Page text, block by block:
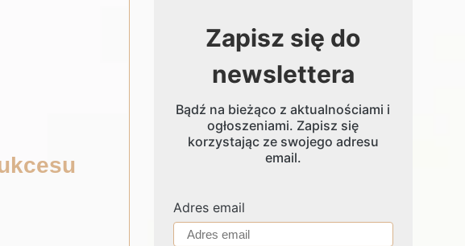
Zapisz się do
newslettera
Bądź na bieżąco z aktualnościami i
ogłoszeniami. Zapisz się
korzystając ze swojego adresu
email.
Adres email